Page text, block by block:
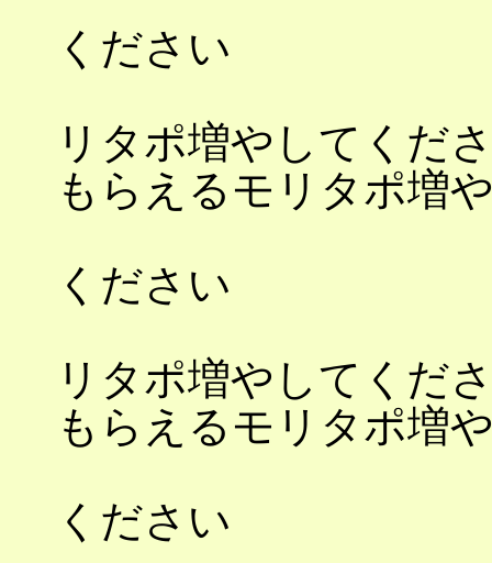
ください
リタポ増やしてくだ
もらえるモリ
ください
リタポ増やしてくだ
もらえるモリ
ください